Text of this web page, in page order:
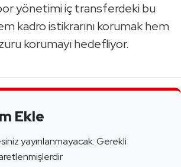
yönetimi iç transferdeki bu
kadro istikrarını korumak hem
korumayı hedefliyor.
Ekle
yayınlanmayacak.Gerekli